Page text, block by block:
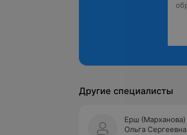
Другие специалисты
Ерш (Марханова)
Ольга Сергеевна